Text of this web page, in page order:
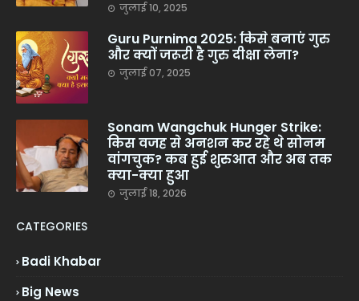
जुलाई 10, 2025
Guru Purnima 2025: किसे बनाएं गुरु
और क्यों जरूरी है गुरु दीक्षा लेना?
जुलाई 07, 2025
Sonam Wangchuk Hunger Strike:
किस वजह से अनशन कर रहे थे सोनम
वांगचुक? कब हुई शुरुआत और अब तक
क्या-क्या हुआ
जुलाई 18, 2026
CATEGORIES
Badi Khabar
Big News